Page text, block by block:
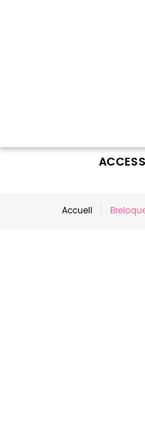
Accueil